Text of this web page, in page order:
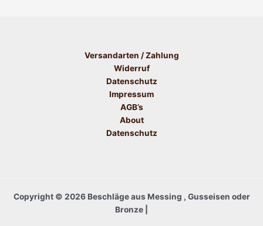
Versandarten / Zahlung
Widerruf
Datenschutz
Impressum
AGB’s
About
Datenschutz
Copyright © 2026 Beschläge aus Messing , Gusseisen oder
Bronze |